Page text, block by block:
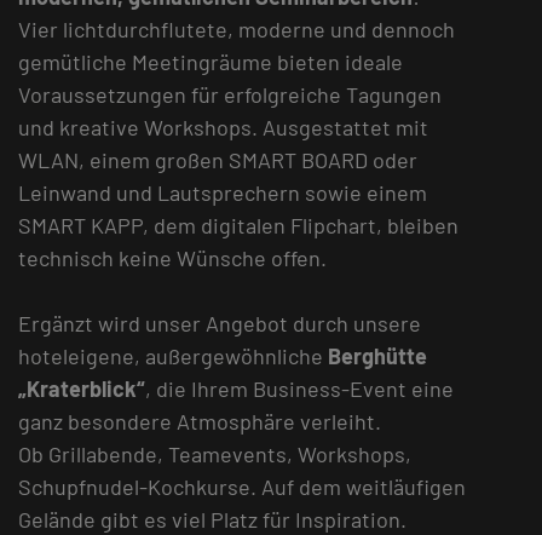
Vier lichtdurchflutete, moderne und dennoch
gemütliche Meetingräume bieten ideale
Voraussetzungen für erfolgreiche Tagungen
und kreative Workshops. Ausgestattet mit
WLAN, einem großen SMART BOARD oder
Leinwand und Lautsprechern sowie einem
SMART KAPP, dem digitalen Flipchart, bleiben
technisch keine Wünsche offen.
Ergänzt wird unser Angebot durch unsere
hoteleigene, außergewöhnliche Berghütte
„Kraterblick“, die Ihrem Business-Event eine
ganz besondere Atmosphäre verleiht.
Ob Grillabende, Teamevents, Workshops,
Schupfnudel-Kochkurse. Auf dem weitläufigen
Gelände gibt es viel Platz für Inspiration.